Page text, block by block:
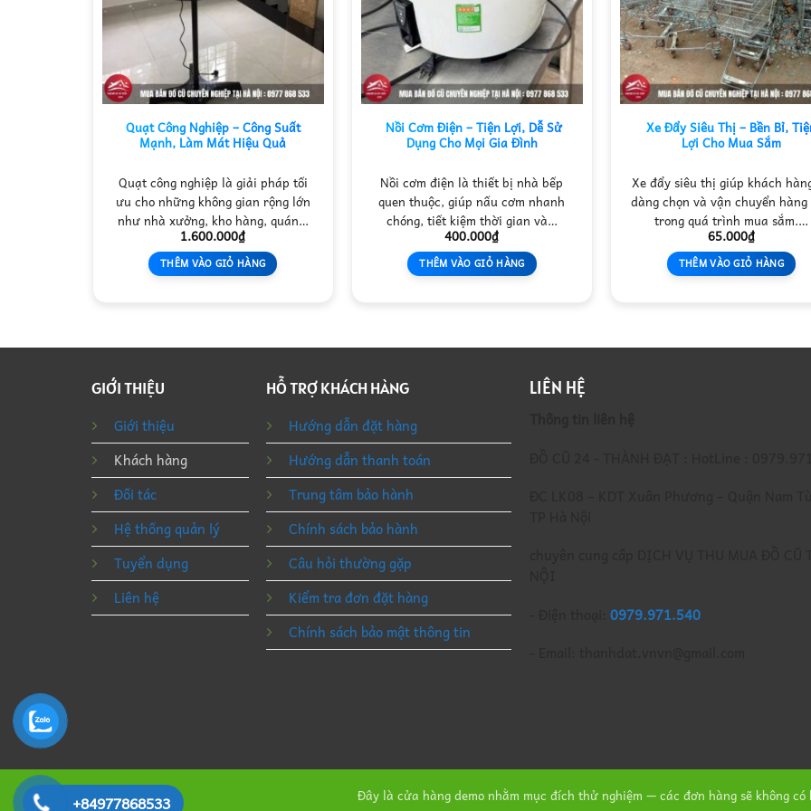
Quạt Công Nghiệp – Công Suất
Mạnh, Làm Mát Hiệu Quả
Quạt công nghiệp là giải pháp tối
ưu cho những không gian rộng lớn
như nhà xưởng, kho hàng, quán…
1.600.000₫
THÊM VÀO GIỎ HÀNG
Nồi Cơm Điện – Tiện Lợi, Dễ Sử
Dụng Cho Mọi Gia Đình
Nồi cơm điện là thiết bị nhà bếp
quen thuộc, giúp nấu cơm nhanh
chóng, tiết kiệm thời gian và…
400.000₫
THÊM VÀO GIỎ HÀNG
Xe Đẩy Siêu Thị – Bền Bỉ,
Lợi Cho Mua Sắm
Xe đẩy siêu thị giúp khách
dàng chọn và vận chuyển hàng
trong quá trình mua sắm.…
65.000₫
THÊM VÀO GIỎ HÀNG
GIỚI THIỆU
Giới thiệu
Khách hàng
Đối tác
Hệ thống quản lý
Tuyển dụng
Liên hệ
HỖ TRỢ KHÁCH HÀNG
Hướng dẫn đặt hàng
Hướng dẫn thanh toán
Trung tâm bảo hành
Chính sách bảo hành
Câu hỏi thường gặp
Kiểm tra đơn đặt hàng
Chính sách bảo mật thông tin
LIÊN HỆ
0979.971.540
Đây là cửa hàng demo nhằm mục đích thử nghiệm — các đơn hàng sẽ không có
+84977868533